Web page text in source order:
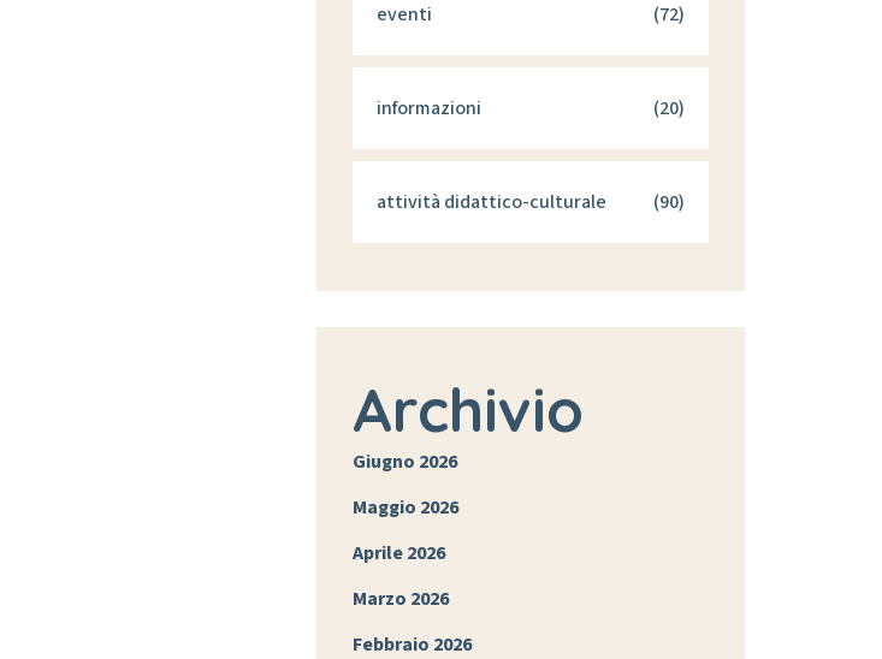
eventi (72)
informazioni (20)
attività didattico-culturale (90)
Archivio
Giugno 2026
Maggio 2026
Aprile 2026
Marzo 2026
Febbraio 2026